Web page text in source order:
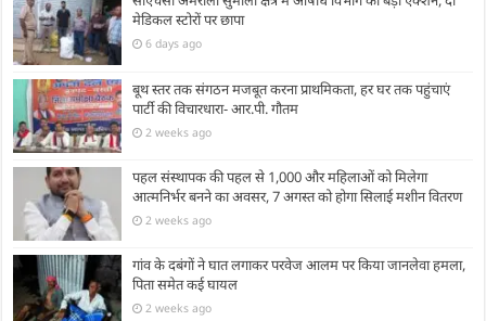
मेडिकल स्टोरों पर छापा
6 days ago
बूथ स्तर तक संगठन मजबूत करना प्राथमिकता, हर घर तक पहुंचाएं
पार्टी की विचारधारा- आर.पी. गौतम
2 weeks ago
पहल संस्थापक की पहल से 1,000 और महिलाओं को मिलेगा
आत्मनिर्भर बनने का अवसर, 7 अगस्त को होगा सिलाई मशीन वितरण
2 weeks ago
गांव के दबंगों ने घात लगाकर परवेज आलम पर किया जानलेवा हमला,
पिता समेत कई घायल
2 weeks ago